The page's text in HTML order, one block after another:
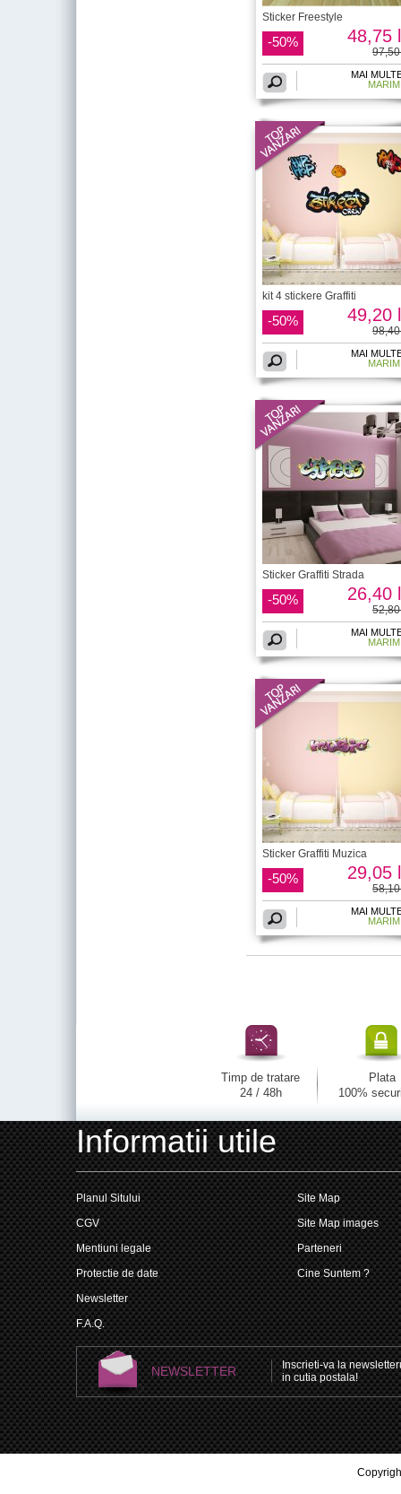
Sticker Freestyle
-50% 48,75
MAI
kit 4 stickere Graffiti
-50% 49,20
MAI
Sticker Graffiti Strada
-50% 26,40
MAI
Sticker Graffiti Muzica
-50% 29,05
MAI
Timp de tratare
24 / 48h
Plata
100%
Informatii utile
Planul Sitului
CGV
Mentiuni legale
Protectie de date
Newsletter
F.A.Q.
Site Map
Site Map images
Parteneri
Cine Suntem ?
NEWSLETTER
Inscrieti-va la
in cutia postala!